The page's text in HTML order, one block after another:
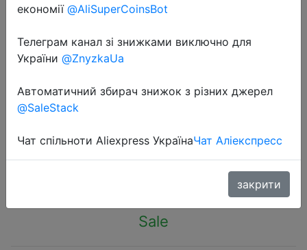
2022-07-10
Карта памяти JASTER флеш-диск
брелоком, с индивидуальным
логотипом, подарок для бизнеса
$4
Sale
економії @AliSuperCoinsBot
Телеграм канал зі знижками виключно для
України @ZnyzkaUa
Автоматичний збирач знижок з різних джерел
@SaleStack
Чат спільноти Aliexpress УкраїнаЧат Аліекспресс
закрити